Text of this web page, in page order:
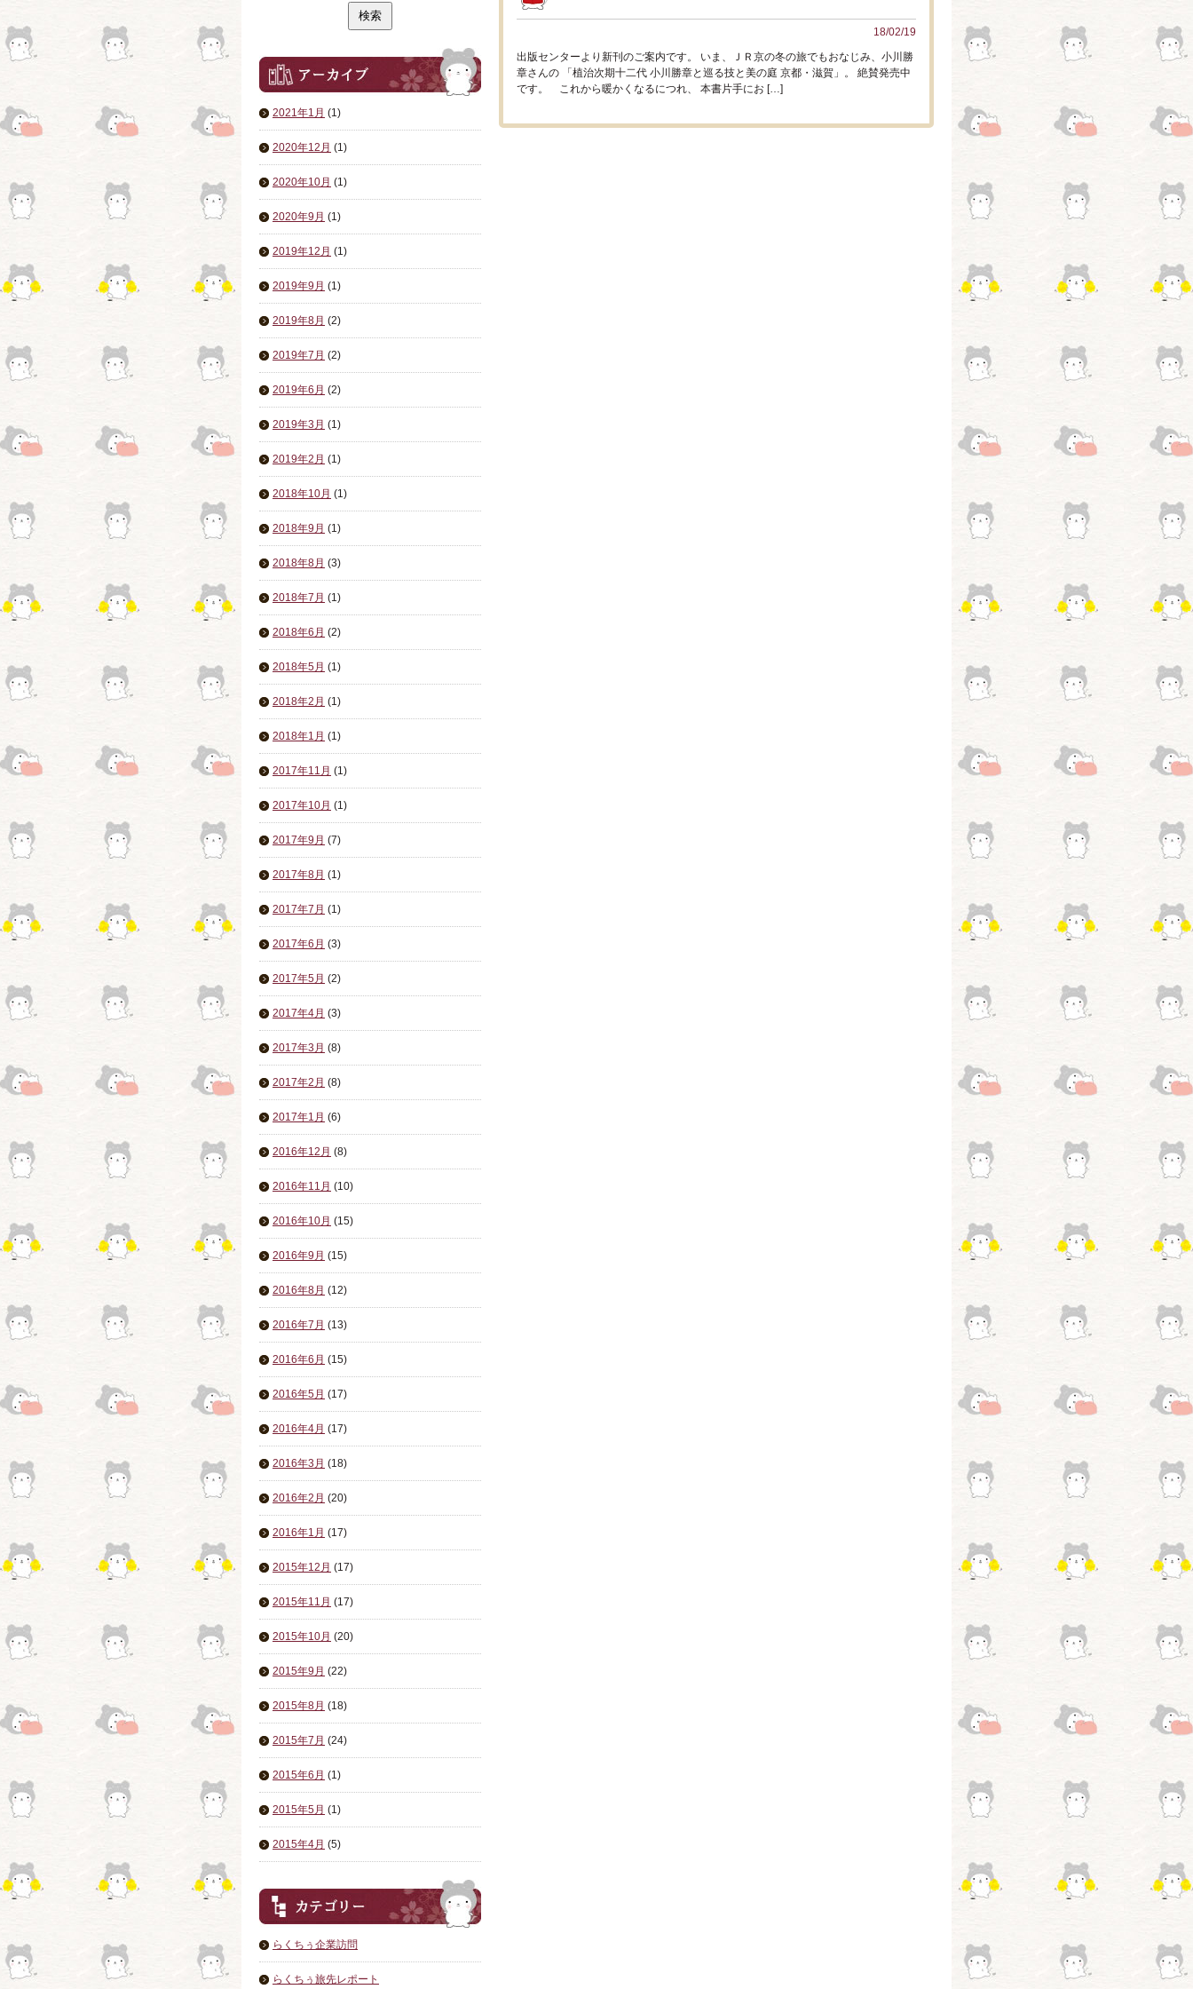
2021年1月 (1)
2020年12月 (1)
2020年10月 (1)
2020年9月 (1)
2019年12月 (1)
2019年9月 (1)
2019年8月 (2)
2019年7月 (2)
2019年6月 (2)
2019年3月 (1)
2019年2月 (1)
2018年10月 (1)
2018年9月 (1)
2018年8月 (3)
2018年7月 (1)
2018年6月 (2)
2018年5月 (1)
2018年2月 (1)
2018年1月 (1)
2017年11月 (1)
2017年10月 (1)
2017年9月 (7)
2017年8月 (1)
2017年7月 (1)
2017年6月 (3)
2017年5月 (2)
2017年4月 (3)
2017年3月 (8)
2017年2月 (8)
2017年1月 (6)
2016年12月 (8)
2016年11月 (10)
2016年10月 (15)
2016年9月 (15)
2016年8月 (12)
2016年7月 (13)
2016年6月 (15)
2016年5月 (17)
2016年4月 (17)
2016年3月 (18)
2016年2月 (20)
2016年1月 (17)
2015年12月 (17)
2015年11月 (17)
2015年10月 (20)
2015年9月 (22)
2015年8月 (18)
2015年7月 (24)
2015年6月 (1)
2015年5月 (1)
2015年4月 (5)
らくちぅ企業訪問
らくちぅ旅先レポート
18/02/19
出版センターより新刊のご案内です。 いま、ＪＲ京の冬の旅でもおなじみ、小川勝
章さんの 「植治次期十二代 小川勝章と巡る技と美の庭 京都・滋賀」。 絶賛発売中
です。 これから暖かくなるにつれ、 本書片手にお […]